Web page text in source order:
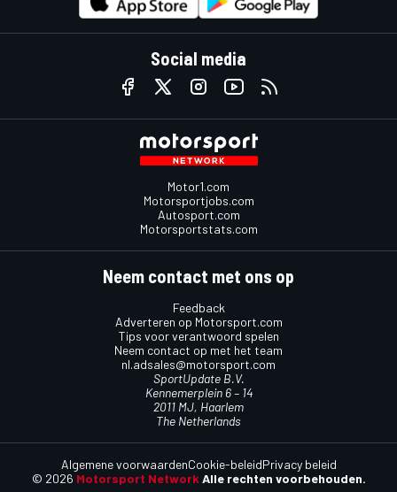
Social media
Motor1.com
Motorsportjobs.com
Autosport.com
Motorsportstats.com
Neem contact met ons op
Feedback
Adverteren op Motorsport.com
Tips voor verantwoord spelen
Neem contact op met het team
nl.adsales@motorsport.com
SportUpdate B.V.
Kennemerplein 6 – 14
2011 MJ, Haarlem
The Netherlands
© 2026 Motorsport Network Alle rechten voorbehouden.
Algemene voorwaardenCookie-beleidPrivacy beleid